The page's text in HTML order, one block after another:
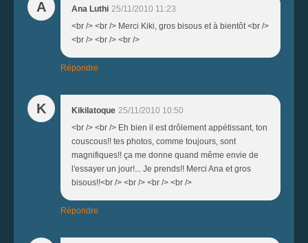
A Ana Luthi 25/11/2010 11:23
<br /> <br /> Merci Kiki, gros bisous et à bientôt <br />
<br /> <br /> <br />
Répondre
K Kikilatoque 25/11/2010 10:50
<br /> <br /> Eh bien il est drôlement appétissant, ton
couscous!! tes photos, comme toujours, sont
magnifiques!! ça me donne quand même envie de
l'essayer un jour!... Je prends!! Merci Ana et gros
bisous!!<br /> <br /> <br /> <br />
Répondre